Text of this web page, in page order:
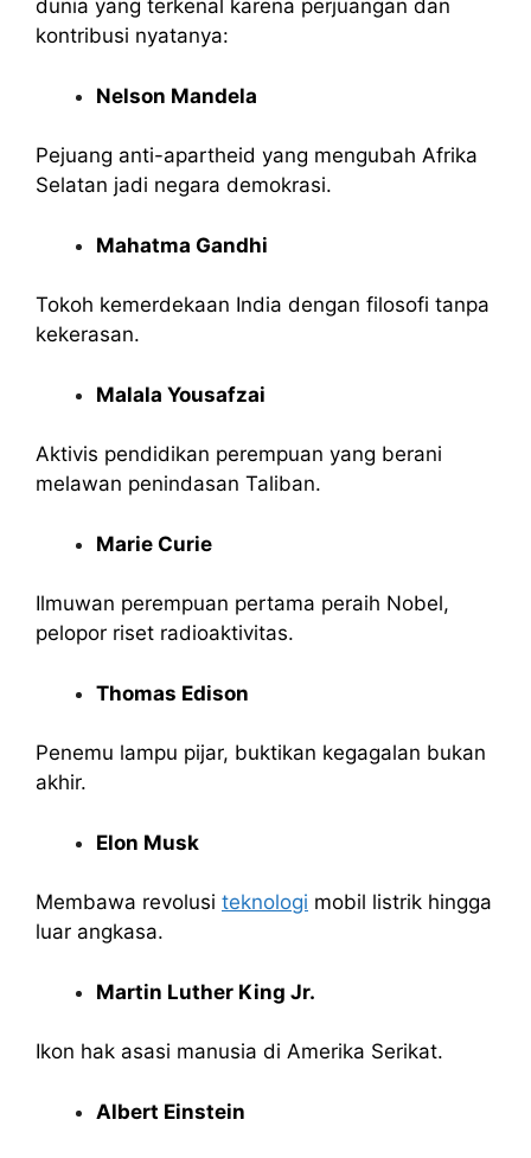
dunia yang terkenal karena perjuangan dan
kontribusi nyatanya:
Nelson Mandela
Pejuang anti-apartheid yang mengubah Afrika
Selatan jadi negara demokrasi.
Mahatma Gandhi
Tokoh kemerdekaan India dengan filosofi tanpa
kekerasan.
Malala Yousafzai
Aktivis pendidikan perempuan yang berani
melawan penindasan Taliban.
Marie Curie
Ilmuwan perempuan pertama peraih Nobel,
pelopor riset radioaktivitas.
Thomas Edison
Penemu lampu pijar, buktikan kegagalan bukan
akhir.
Elon Musk
Membawa revolusi teknologi mobil listrik hingga
luar angkasa.
Martin Luther King Jr.
Ikon hak asasi manusia di Amerika Serikat.
Albert Einstein